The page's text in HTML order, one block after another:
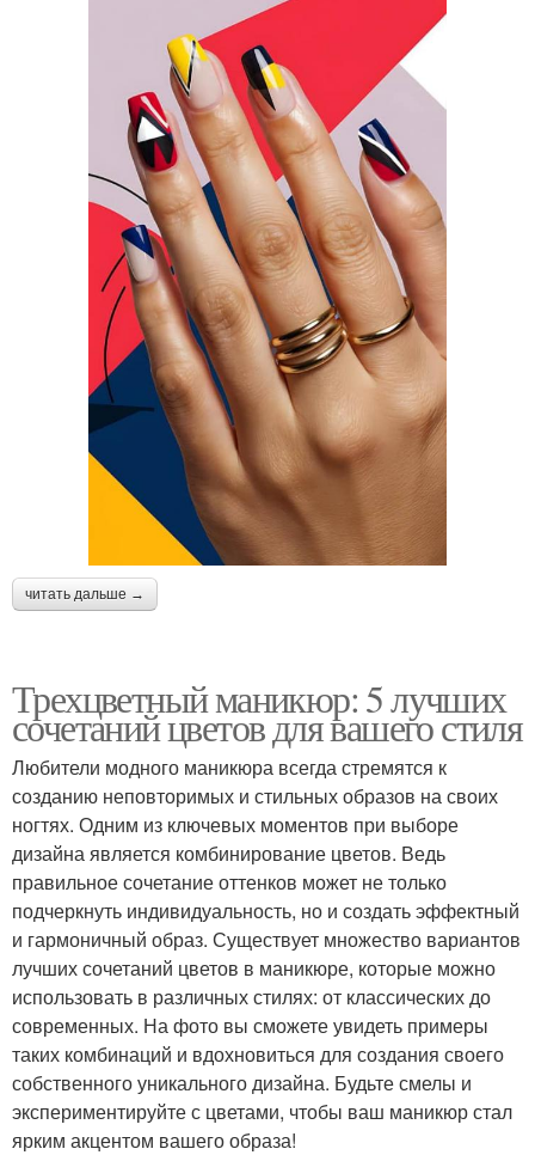
читать дальше →
Трехцветный маникюр: 5 лучших
сочетаний цветов для вашего стиля
Любители модного маникюра всегда стремятся к
созданию неповторимых и стильных образов на своих
ногтях. Одним из ключевых моментов при выборе
дизайна является комбинирование цветов. Ведь
правильное сочетание оттенков может не только
подчеркнуть индивидуальность, но и создать эффектный
и гармоничный образ. Существует множество вариантов
лучших сочетаний цветов в маникюре, которые можно
использовать в различных стилях: от классических до
современных. На фото вы сможете увидеть примеры
таких комбинаций и вдохновиться для создания своего
собственного уникального дизайна. Будьте смелы и
экспериментируйте с цветами, чтобы ваш маникюр стал
ярким акцентом вашего образа!